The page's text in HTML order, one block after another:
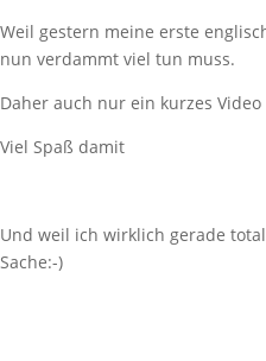
Weil gestern meine erste
nun verdammt viel tun muss.
Daher auch nur ein kurzes Video
Viel Spaß damit
Und weil ich wirklich gerade
Sache:-)